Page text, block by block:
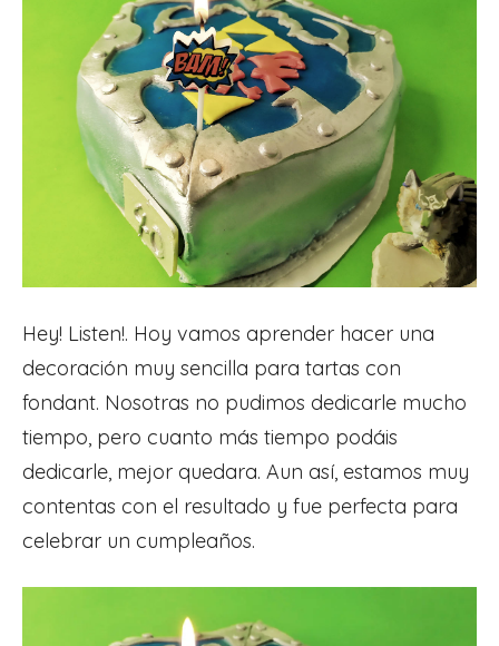
Hey! Listen!. Hoy vamos aprender hacer una
decoración muy sencilla para tartas con
fondant. Nosotras no pudimos dedicarle mucho
tiempo, pero cuanto más tiempo podáis
dedicarle, mejor quedara. Aun así, estamos muy
contentas con el resultado y fue perfecta para
celebrar un cumpleaños.